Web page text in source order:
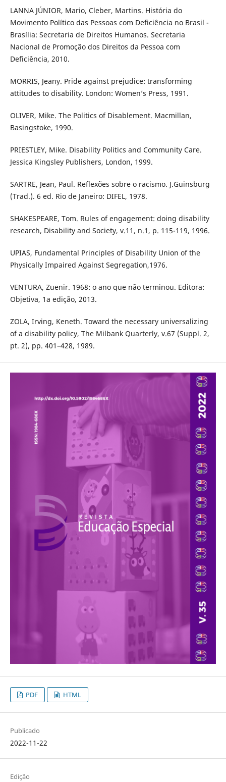
LANNA JÚNIOR, Mario, Cleber, Martins. História do
Movimento Político das Pessoas com Deficiência no Brasil -
Brasília: Secretaria de Direitos Humanos. Secretaria
Nacional de Promoção dos Direitos da Pessoa com
Deficiência, 2010.
MORRIS, Jeany. Pride against prejudice: transforming
attitudes to disability. London: Women’s Press, 1991.
OLIVER, Mike. The Politics of Disablement. Macmillan,
Basingstoke, 1990.
PRIESTLEY, Mike. Disability Politics and Community Care.
Jessica Kingsley Publishers, London, 1999.
SARTRE, Jean, Paul. Reflexões sobre o racismo. J.Guinsburg
(Trad.). 6 ed. Rio de Janeiro: DIFEL, 1978.
SHAKESPEARE, Tom. Rules of engagement: doing disability
research, Disability and Society, v.11, n.1, p. 115-119, 1996.
UPIAS, Fundamental Principles of Disability Union of the
Physically Impaired Against Segregation,1976.
VENTURA, Zuenir. 1968: o ano que não terminou. Editora:
Objetiva, 1a edição, 2013.
ZOLA, Irving, Keneth. Toward the necessary universalizing
of a disability policy, The Milbank Quarterly, v.67 (Suppl. 2,
pt. 2), pp. 401–428, 1989.
PDF HTML
Publicado
2022-11-22
Edição